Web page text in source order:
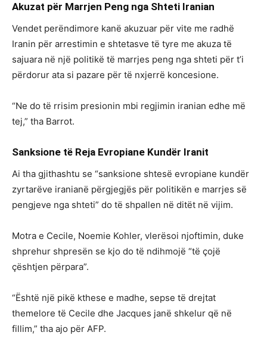
Akuzat për Marrjen Peng nga Shteti Iranian
Vendet perëndimore kanë akuzuar për vite me radhë
Iranin për arrestimin e shtetasve të tyre me akuza të
sajuara në një politikë të marrjes peng nga shteti për t’i
përdorur ata si pazare për të nxjerrë koncesione.
“Ne do të rrisim presionin mbi regjimin iranian edhe më
tej,” tha Barrot.
Sanksione të Reja Evropiane Kundër Iranit
Ai tha gjithashtu se “sanksione shtesë evropiane kundër
zyrtarëve iranianë përgjegjës për politikën e marrjes së
pengjeve nga shteti” do të shpallen në ditët në vijim.
Motra e Cecile, Noemie Kohler, vlerësoi njoftimin, duke
shprehur shpresën se kjo do të ndihmojë “të çojë
çështjen përpara”.
“Është një pikë kthese e madhe, sepse të drejtat
themelore të Cecile dhe Jacques janë shkelur që në
fillim,” tha ajo për AFP.